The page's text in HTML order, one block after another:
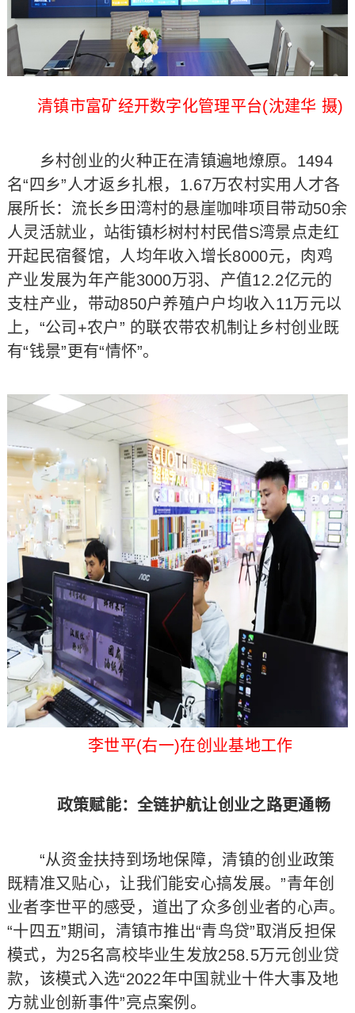
清镇市富矿经开数字化管理平台(沈建华 摄)
乡村创业的火种正在清镇遍地燎原。1494
名“四乡”人才返乡扎根，1.67万农村实用人才各
展所长：流长乡田湾村的悬崖咖啡项目带动50余
人灵活就业，站街镇杉树村村民借S湾景点走红
开起民宿餐馆，人均年收入增长8000元，肉鸡
产业发展为年产能3000万羽、产值12.2亿元的
支柱产业，带动850户养殖户户均收入11万元以
上，“公司+农户” 的联农带农机制让乡村创业既
有“钱景”更有“情怀”。
李世平(右一)在创业基地工作
政策赋能：全链护航让创业之路更通畅
“从资金扶持到场地保障，清镇的创业政策
既精准又贴心，让我们能安心搞发展。”青年创
业者李世平的感受，道出了众多创业者的心声。
“十四五”期间，清镇市推出“青鸟贷”取消反担保
模式，为25名高校毕业生发放258.5万元创业贷
款，该模式入选“2022年中国就业十件大事及地
方就业创新事件”亮点案例。